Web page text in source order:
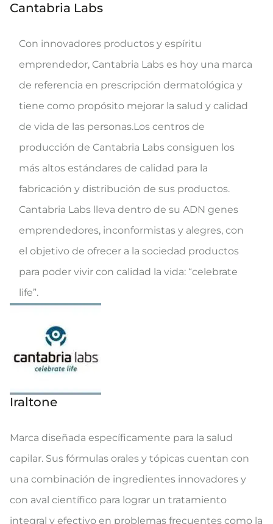
Cantabria Labs
Con innovadores productos y espíritu
emprendedor, Cantabria Labs es hoy una marca
de referencia en prescripción dermatológica y
tiene como propósito mejorar la salud y calidad
de vida de las personas.Los centros de
producción de Cantabria Labs consiguen los
más altos estándares de calidad para la
fabricación y distribución de sus productos.
Cantabria Labs lleva dentro de su ADN genes
emprendedores, inconformistas y alegres, con
el objetivo de ofrecer a la sociedad productos
para poder vivir con calidad la vida: “celebrate
life”.
Iraltone
Marca diseñada específicamente para la salud
capilar. Sus fórmulas orales y tópicas cuentan con
una combinación de ingredientes innovadores y
con aval científico para lograr un tratamiento
integral y efectivo en problemas frecuentes como la